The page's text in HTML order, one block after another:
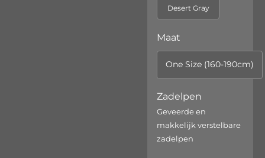
Desert Gray
Maat
One Size (160-190cm)
Zadelpen
Geveerde en
makkelijk verstelbare
zadelpen